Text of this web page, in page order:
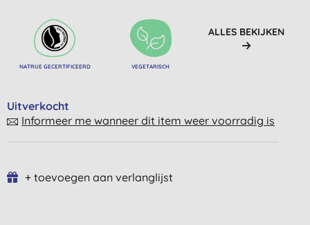
NATRUE GECERTIFICEERD VEGETARISCH
ALLES BEKIJKEN
Uitverkocht
Informeer me wanneer dit item weer voorradig is
+ toevoegen aan verlanglijst